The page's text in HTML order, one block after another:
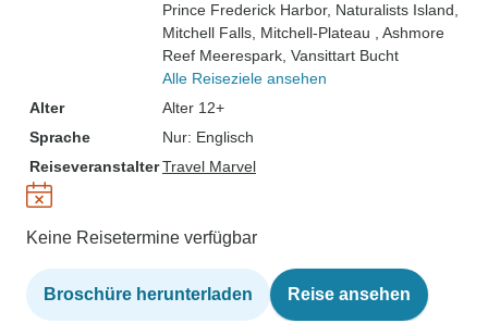
Prince Frederick Harbor, Naturalists Island
Mitchell Falls , Mitchell-Plateau
, Ashmore
Reef Meerespark , Vansittart Bucht
Alle Reiseziele ansehen
Alter
Alter 12+
Sprache
Nur: Englisch
ReiseveranstalterTravel Marvel
Keine Reisetermine verfügbar
Broschüre herunterladen Reise ansehen